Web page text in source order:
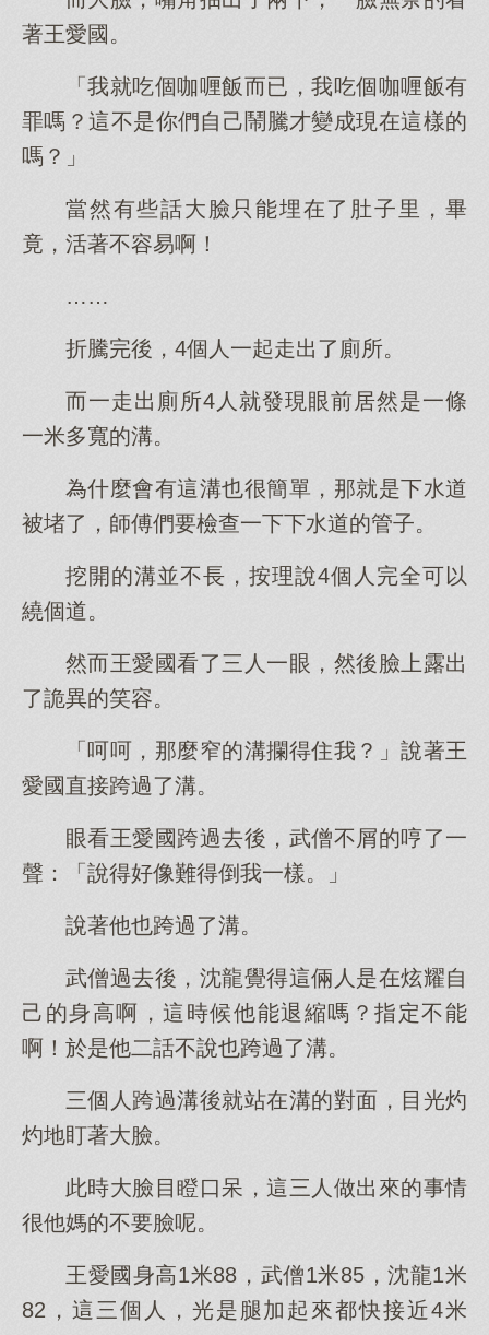
著王愛國。
「我就吃個咖喱飯而已，我吃個咖喱飯有
罪嗎？這不是你們自己鬧騰才變成現在這樣的
嗎？」
當然有些話大臉只能埋在了肚子里，畢
竟，活著不容易啊！
……
折騰完後，4個人一起走出了廁所。
而一走出廁所4人就發現眼前居然是一條
一米多寬的溝。
為什麼會有這溝也很簡單，那就是下水道
被堵了，師傅們要檢查一下下水道的管子。
挖開的溝並不長，按理說4個人完全可以
繞個道。
然而王愛國看了三人一眼，然後臉上露出
了詭異的笑容。
「呵呵，那麼窄的溝攔得住我？」說著王
愛國直接跨過了溝。
眼看王愛國跨過去後，武僧不屑的哼了一
聲：「說得好像難得倒我一樣。」
說著他也跨過了溝。
武僧過去後，沈龍覺得這倆人是在炫耀自
己的身高啊，這時候他能退縮嗎？指定不能
啊！於是他二話不說也跨過了溝。
三個人跨過溝後就站在溝的對面，目光灼
灼地盯著大臉。
此時大臉目瞪口呆，這三人做出來的事情
很他媽的不要臉呢。
王愛國身高1米88，武僧1米85，沈龍1米
82，這三個人，光是腿加起來都快接近4米